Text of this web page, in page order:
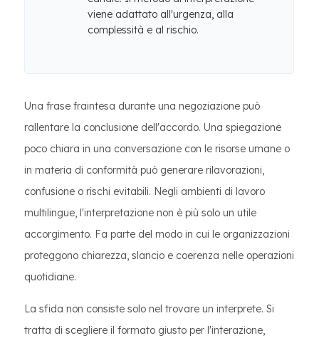
viene adattato all'urgenza, alla
complessità e al rischio.
Una frase fraintesa durante una negoziazione può
rallentare la conclusione dell'accordo. Una spiegazione
poco chiara in una conversazione con le risorse umane o
in materia di conformità può generare rilavorazioni,
confusione o rischi evitabili. Negli ambienti di lavoro
multilingue, l'interpretazione non è più solo un utile
accorgimento. Fa parte del modo in cui le organizzazioni
proteggono chiarezza, slancio e coerenza nelle operazioni
quotidiane.
La sfida non consiste solo nel trovare un interprete. Si
tratta di scegliere il formato giusto per l'interazione,